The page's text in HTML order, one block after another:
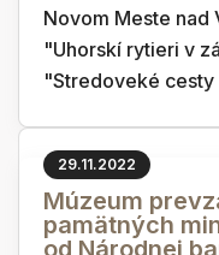
Novom Meste nad
"Uhorskí rytieri v
"Stredoveké cesty
29.11.2022
Múzeum
pamätných
od Národnej